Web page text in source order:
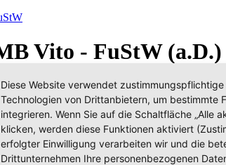
Vito - FuStW (a.D.)
Diese Website verwendet
Technologien von Drittanbietern, um bestimmte
integrieren. Wenn Sie auf die Schaltfläche „Alle
klicken, werden diese Funktionen aktiviert
erfolgter Einwilligung verarbeiten wir und die
Drittunternehmen Ihre personenbezogenen